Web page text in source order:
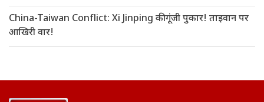
China-Taiwan Conflict: Xi Jinping की गूंजी पुकार! ताइवान पर
आखिरी वार!